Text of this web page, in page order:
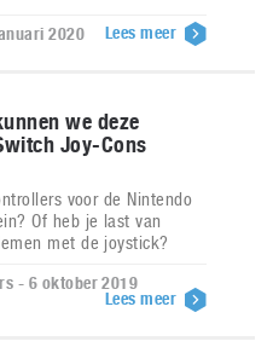
2020 Lees meer
we deze
Joy-Cons
voor de Nintendo
Of heb je last van
met de joystick?
- 6 oktober 2019
Lees meer